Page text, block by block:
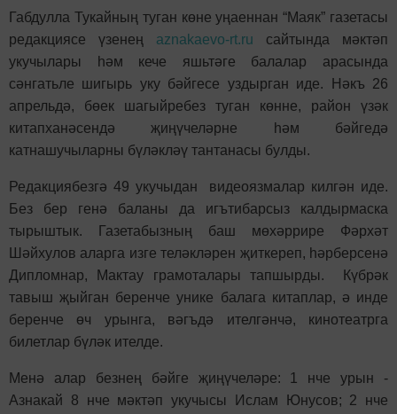
Габдулла Тукайның туган көне уңаеннан “Маяк” газетасы
редакциясе үзенең aznakaevo-rt.ru сайтында мәктәп
укучылары һәм кече яшьтәге балалар арасында
сәнгатьле шигырь уку бәйгесе уздырган иде. Нәкъ 26
апрельдә, бөек шагыйребез туган көнне, район үзәк
китапханәсендә җиңүчеләрне һәм бәйгедә
катнашучыларны бүләкләү тантанасы булды.
Редакциябезгә 49 укучыдан видеоязмалар килгән иде.
Без бер генә баланы да игътибарсыз калдырмаска
тырыштык. Газетабызның баш мөхәррире Фәрхәт
Шәйхулов аларга изге теләкләрен җиткереп, һәрберсенә
Дипломнар, Мактау грамоталары тапшырды. Күбрәк
тавыш җыйган беренче унике балага китаплар, ә инде
беренче өч урынга, вәгъдә ителгәнчә, кинотеатрга
билетлар бүләк ителде.
Менә алар безнең бәйге җиңүчеләре: 1 нче урын -
Азнакай 8 нче мәктәп укучысы Ислам Юнусов; 2 нче